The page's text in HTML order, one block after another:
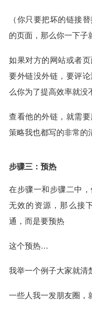
（你只要把坏的链接
的页面，那么你一下子
如果对方的网站或者
要外链没外链，要评
么你为了提高效率就没
查看他的外链，就需
策略我也都写的非常的
步骤三：预热
在步骤一和步骤二中
无效的资源，那么接
通，而是要预热
这个预热…
我举一个例子大家就清
一些人我一发朋友圈，